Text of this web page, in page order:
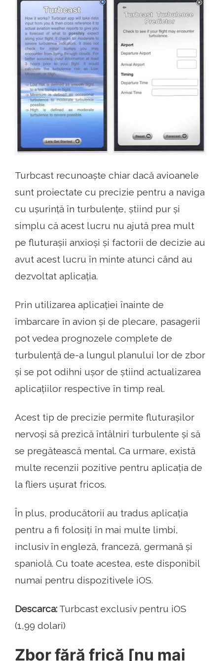
Turbcast recunoaște chiar dacă avioanele
sunt proiectate cu precizie pentru a naviga
cu ușurință în turbulențe, știind pur și
simplu că acest lucru nu ajută prea mult
pe fluturașii anxioși și factorii de decizie au
avut acest lucru în minte atunci când au
dezvoltat aplicația.
Prin utilizarea aplicației înainte de
îmbarcare în avion și de plecare, pasagerii
pot vedea prognozele complete de
turbulență de-a lungul planului lor de zbor
și se pot odihni ușor de știind actualizarea
aplicațiilor respective în timp real.
Acest tip de precizie permite fluturașilor
nervoși să prezică întâlniri turbulente și să
se pregătească mental. Ca urmare, există
multe recenzii pozitive pentru aplicația de
la fliers ușurat fricos.
În plus, producătorii au tradus aplicația
pentru a fi folosiți în mai multe limbi,
inclusiv în engleză, franceză, germană și
spaniolă. Cu toate acestea, este disponibil
numai pentru dispozitivele iOS.
Descarca: Turbcast exclusiv pentru iOS
(1,99 dolari)
Zbor fără frică [nu mai